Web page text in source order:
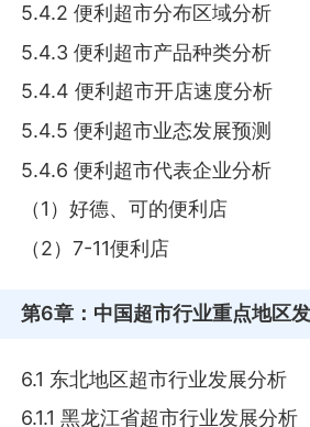
5.4.2 便利超市分布区域分析
5.4.3 便利超市产品种类分析
5.4.4 便利超市开店速度分析
5.4.5 便利超市业态发展预测
5.4.6 便利超市代表企业分析
（1）好德、可的便利店
（2）7-11便利店
第6章 ：中国超市行业重点地区
6.1 东北地区超市行业发展分析
6.1.1 黑龙江省超市行业发展分析